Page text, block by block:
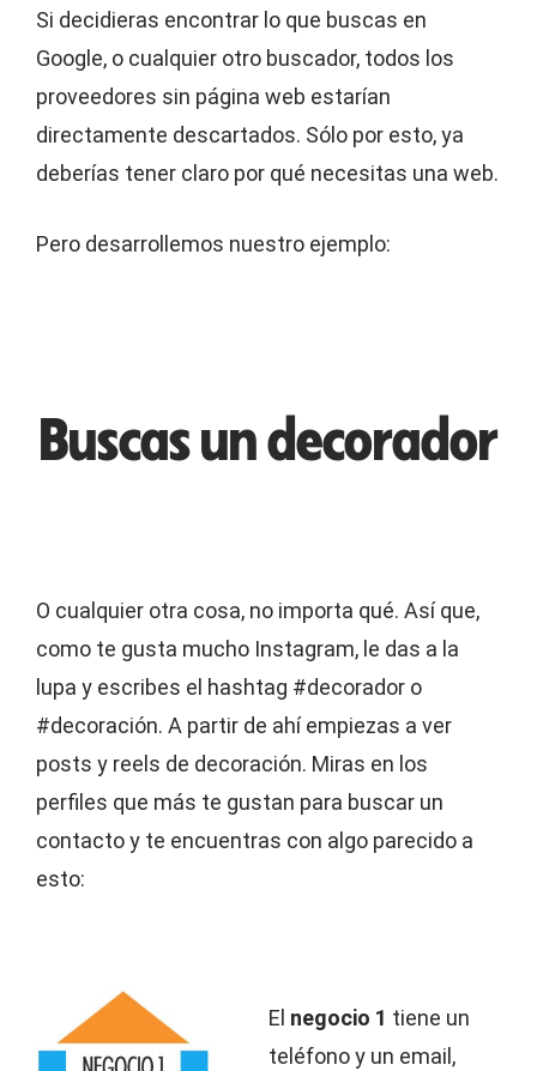
Si decidieras encontrar lo que buscas en
Google, o cualquier otro buscador, todos los
proveedores sin página web estarían
directamente descartados. Sólo por esto, ya
deberías tener claro por qué necesitas una web.
Pero desarrollemos nuestro ejemplo:
Buscas un decorador
O cualquier otra cosa, no importa qué. Así que,
como te gusta mucho Instagram, le das a la
lupa y escribes el hashtag #decorador o
#decoración. A partir de ahí empiezas a ver
posts y reels de decoración. Miras en los
perfiles que más te gustan para buscar un
contacto y te encuentras con algo parecido a
esto:
El negocio 1 tiene un
teléfono y un email,